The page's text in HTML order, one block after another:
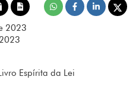
2023
Espírita da Lei